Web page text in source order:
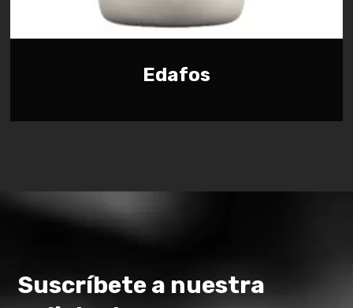
Edafos
Suscríbete a nuestra